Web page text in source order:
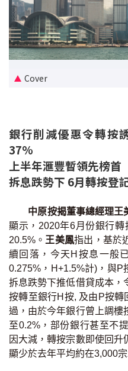
新盤優越按揭優惠
中原按揭標籤優惠
推薦齊齊友賞
按揭計算
轉按計算
供款年期計算
工商舖按揭計算
印花稅計算
免費物業估價
下載中心
Cover
銀行削減優惠令轉按
37%
上半年滙豐暫領先榜首
拆息跌勢下 6月轉按登
中原按揭董事總經理王
顯示，2020年6月份銀行
20.5%。 王美鳳指出，基於
續回落，今天H按息一般
0.275%，H+1.5%計)，與P
拆息跌勢下推低借貸成本，
按轉至銀行H按, 及由P按
過，由於今年銀行曾上調樓
至0.2%，部份銀行甚至不
因大減，轉按宗數即使回升
顯少於去年平均約在3,000宗